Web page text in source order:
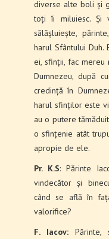
diverse alte boli și
toți îi miluiesc. Și
sălășluiește,
harul Sfântului Duh.
ei, sfinții, fac mereu
Dumnezeu, după
credință în
harul sfinților este
au o putere
o sfințenie atât
apropie de ele.
Pr. K.S: Părinte
vindecător și
când se află în
valorifice?
F. Iacov: